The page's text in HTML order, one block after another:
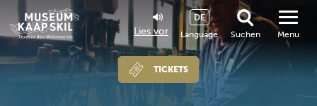
Lies vor Language
DE
Suchen
TICKETS
Menu